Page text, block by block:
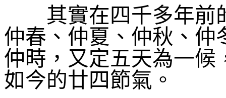
其實在四千多年前
仲春、仲夏、仲秋、仲
仲時，又定五天為一候
如今的廿四節氣。